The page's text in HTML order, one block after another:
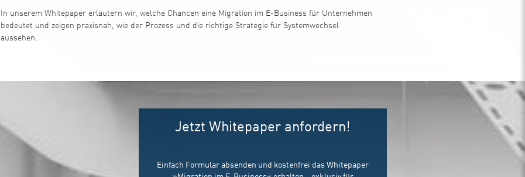
In unserem Whitepaper erläutern wir, welche Chancen eine Migration im E-Business für Unternehmen
bedeutet und zeigen praxisnah, wie der Prozess und die richtige Strategie für Systemwechsel
aussehen.